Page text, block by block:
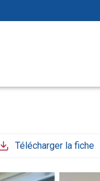
Télécharger la fiche